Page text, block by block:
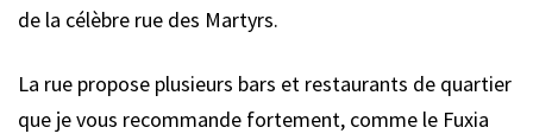
de la célèbre rue des Martyrs.
La rue propose plusieurs bars et restaurants de quartier
que je vous recommande fortement, comme le Fuxia